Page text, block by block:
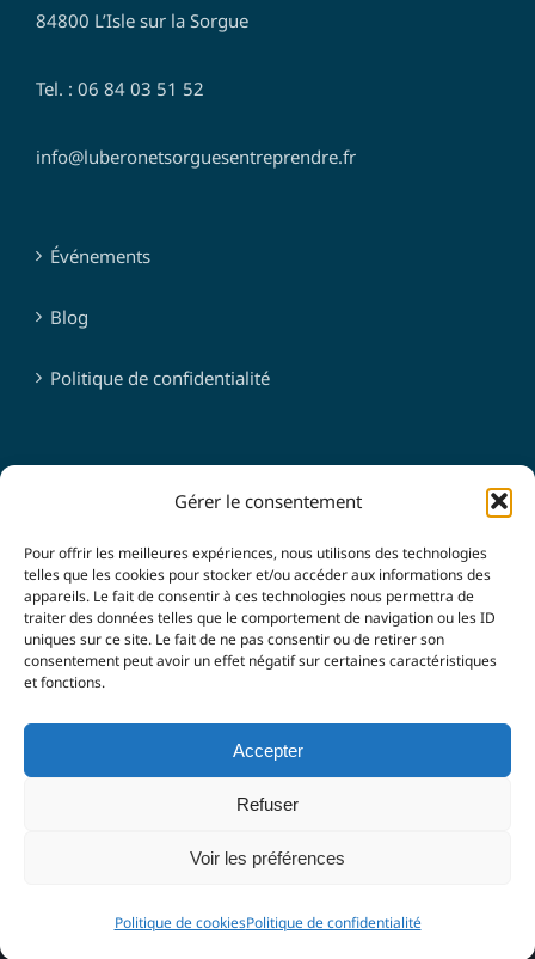
Gérer le consentement
Pour offrir les meilleures expériences, nous utilisons des technologies
telles que les cookies pour stocker et/ou accéder aux informations des
appareils. Le fait de consentir à ces technologies nous permettra de
traiter des données telles que le comportement de navigation ou les ID
uniques sur ce site. Le fait de ne pas consentir ou de retirer son
consentement peut avoir un effet négatif sur certaines caractéristiques
et fonctions.
Accepter
Refuser
Voir les préférences
Politique de cookiesPolitique de confidentialité
84800 L’Isle sur la Sorgue
Tel. : 06 84 03 51 52
info@luberonetsorguesentreprendre.fr
Événements
Blog
Politique de confidentialité
2026 |LUBERON & SORGUES
Politique de confidentialité
FacebookLinkedIn